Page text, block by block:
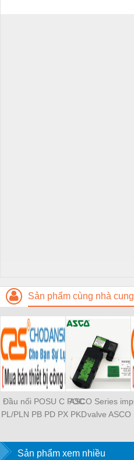
Sản phẩm cùng nhà
Đầu nối POSU C POC
PL/PLN PB PD PX PKD
PLF PMF PTL SL SS
SCA SAFS SASF HVFS
ASCO Series
valve ASCO
SCG353A044
SCG353A047
Sản phẩm xem nhiều